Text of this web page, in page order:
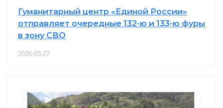
Гуманитарный центр «Единой России»
отправляет очередные 132-ю и 133-ю фуры
в зону СВО
2026-03-27